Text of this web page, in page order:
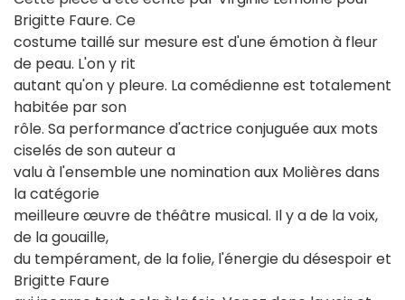
Brigitte Faure. Ce
costume taillé sur mesure est d'une émotion à fleur
de peau. L'on y rit
autant qu'on y pleure. La comédienne est totalement
habitée par son
rôle. Sa performance d'actrice conjuguée aux mots
ciselés de son auteur a
valu à l'ensemble une nomination aux Molières dans
la catégorie
meilleure œuvre de théâtre musical. Il y a de la voix,
de la gouaille,
du tempérament, de la folie, l'énergie du désespoir et
Brigitte Faure